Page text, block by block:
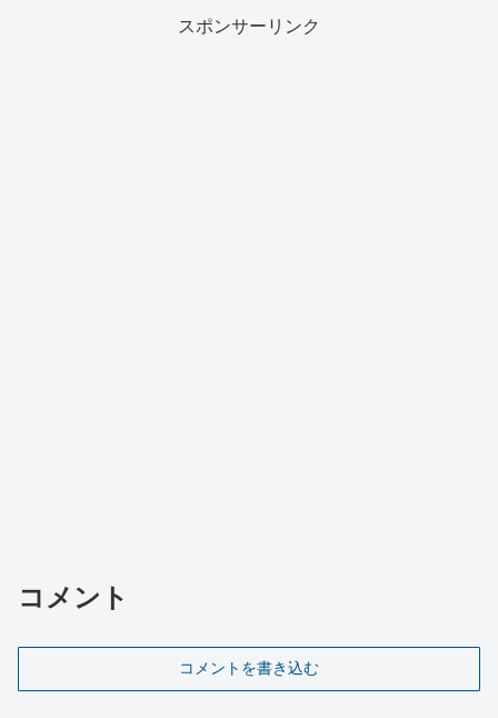
スポンサーリンク
コメント
コメントを書き込む